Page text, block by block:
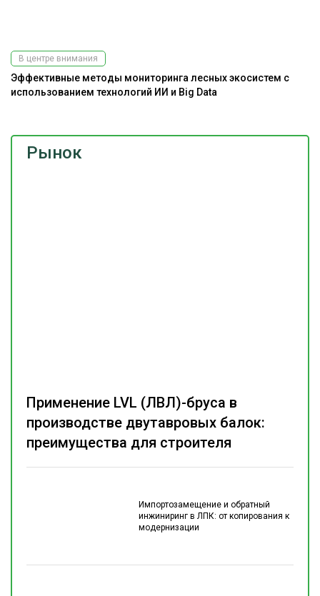
Рынок
Импортозамещение и обратный
инжиниринг в ЛПК: от копирования к
модернизации
Применение LVL (ЛВЛ)-бруса в
производстве двутавровых балок:
преимущества для строителя
В центре внимания
Эффективные методы мониторинга лесных экосистем с
использованием технологий ИИ и Big Data